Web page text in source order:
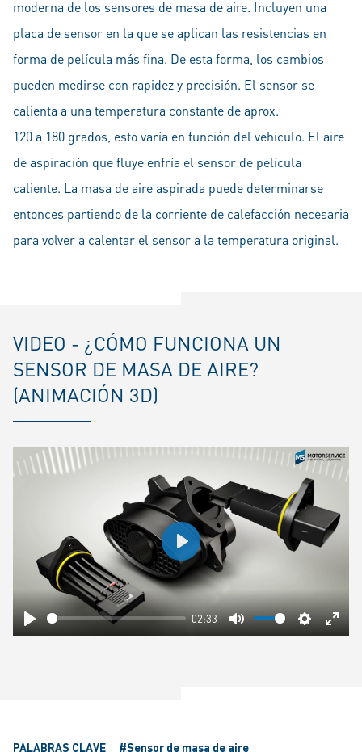
moderna de los sensores de masa de aire. Incluyen una
placa de sensor en la que se aplican las resistencias en
forma de película más fina. De esta forma, los cambios
pueden medirse con rapidez y precisión. El sensor se
calienta a una temperatura constante de aprox.
120 a 180 grados, esto varía en función del vehículo. El aire
de aspiración que fluye enfría el sensor de película
caliente. La masa de aire aspirada puede determinarse
entonces partiendo de la corriente de calefacción necesaria
para volver a calentar el sensor a la temperatura original.
VIDEO - ¿CÓMO FUNCIONA UN
SENSOR DE MASA DE AIRE?
(ANIMACIÓN 3D)
Play
02:33
Mute Settings
Play
PALABRAS CLAVE
#Sensor de masa de aire